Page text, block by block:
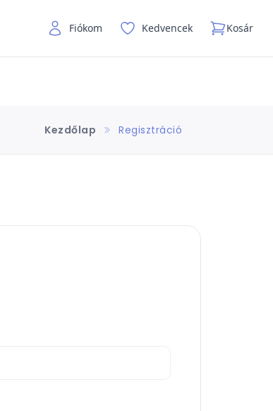
Fiókom Kedvencek Kosár
Kezdőlap Regisztráció